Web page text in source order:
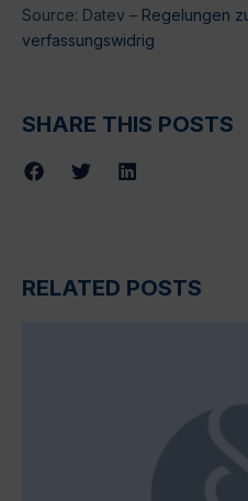
Source: Datev – Regelungen
verfassungswidrig
SHARE THIS POSTS
RELATED POSTS